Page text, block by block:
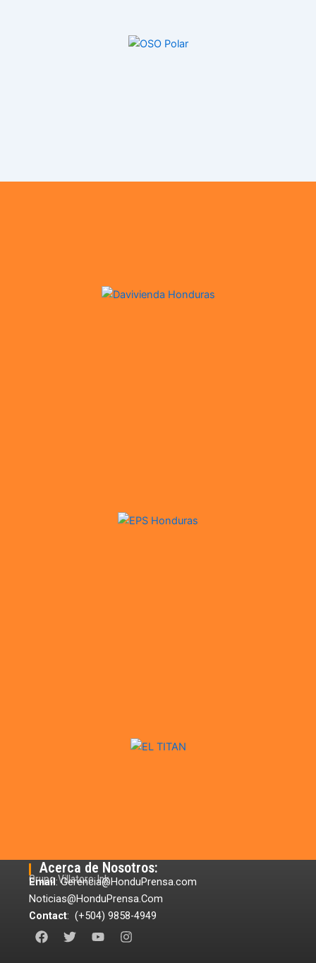
Acerca de Nosotros:
Grupo Villatoro Ink
Email: Gerencia@HonduPrensa.com
Noticias@HonduPrensa.Com
Contact: (+504) 9858-4949
F
a
T
w
Y
o
I
n